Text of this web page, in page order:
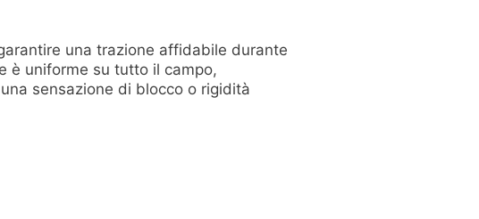
una trazione affidabile durante
è uniforme su tutto il campo,
sensazione di blocco o rigidità